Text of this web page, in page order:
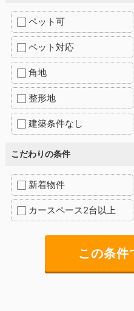
ペット可
ペット対応
角地
整形地
建築条件なし
こだわりの条件
新着物件
カースペース2台以上